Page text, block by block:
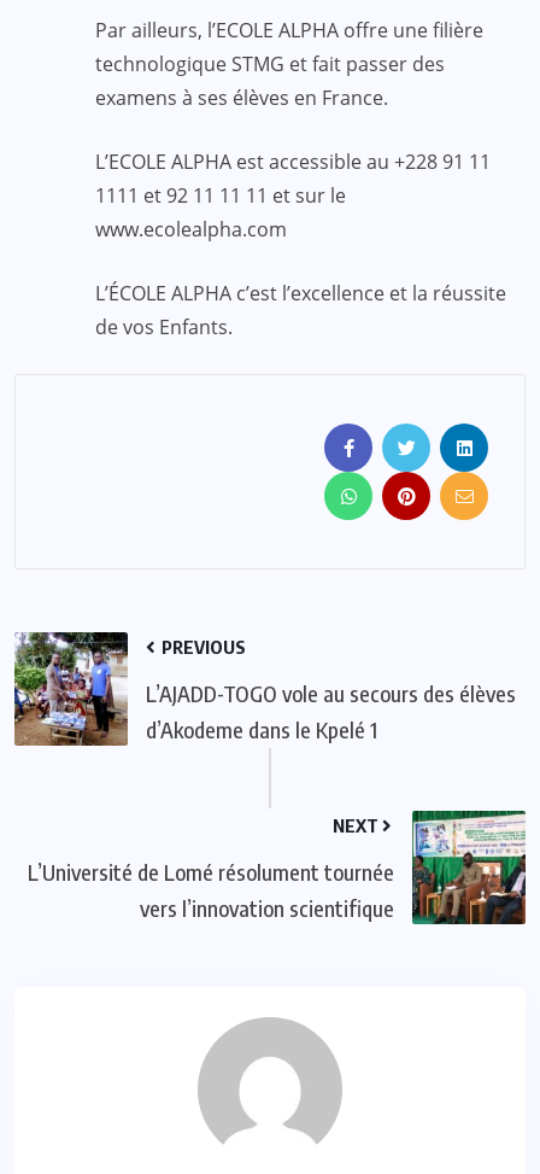
Par ailleurs, l’ECOLE ALPHA offre une filière
technologique STMG et fait passer des
examens à ses élèves en France.
L’ECOLE ALPHA est accessible au +228 91 11
1111 et 92 11 11 11 et sur le
www.ecolealpha.com
L’ÉCOLE ALPHA c’est l’excellence et la réussite
de vos Enfants.
PREVIOUS
L’AJADD-TOGO vole au secours des élèves
d’Akodeme dans le Kpelé 1
NEXT
L’Université de Lomé résolument tournée
vers l’innovation scientifique